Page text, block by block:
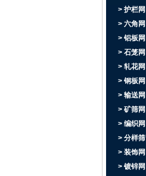
> 护栏网
> 六角网
> 铝板网
> 石笼网
> 轧花网
> 钢板网
> 输送网
> 矿筛网
> 编织网
> 分样筛
> 装饰网
> 镀锌网